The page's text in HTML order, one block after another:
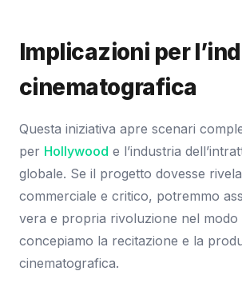
Implicazioni per
cinematografica
Questa iniziativa apre scenari
per Hollywood e l’industria
globale. Se il progetto dovesse
commerciale e critico, potremmo
vera e propria rivoluzione nel modo
concepiamo la recitazione e la
cinematografica.